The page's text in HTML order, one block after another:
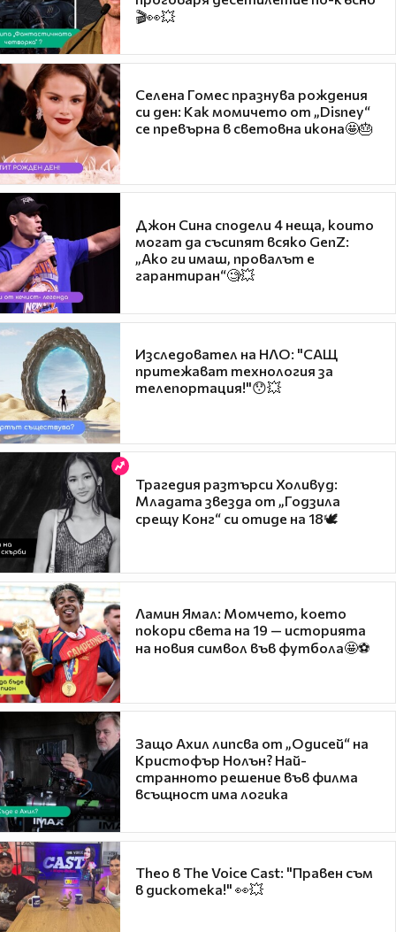
🎬👀💥
Селена Гомес празнува рождения
си ден: Как момичето от „Disney“
се превърна в световна икона🤩🎂
Джон Сина сподели 4 неща, които
могат да съсипят всяко GenZ:
„Ако ги имаш, провалът е
гарантиран“🧐💥
Изследовател на НЛО: "САЩ
притежават технология за
телепортация!"😯💥
Трагедия разтърси Холивуд:
Младата звезда от „Годзила
срещу Конг“ си отиде на 18🕊️
Ламин Ямал: Момчето, което
покори света на 19 — историята
на новия символ във футбола🤩⚽
Защо Ахил липсва от „Одисей“ на
Кристофър Нолън? Най-
странното решение във филма
всъщност има логика
Theo в The Voice Cast: "Правен съм
в дискотека!" 👀💥